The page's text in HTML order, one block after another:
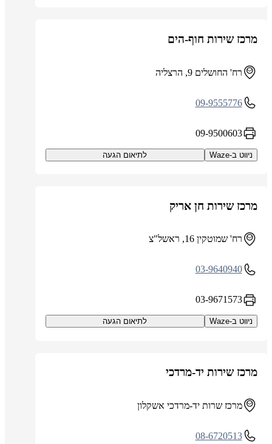
מרכז שירות חוף-הים
רח' החושלים 9, הרצליה
09-9555776
09-9500603
ניווט ב-Waze לתיאום הגעה
מרכז שירות חן אריק
רח' שמוטקין 16, ראשל"צ
03-9640940
03-9671573
ניווט ב-Waze לתיאום הגעה
מרכז שירות יד-מרדכי
מרכז שרות יד-מרדכי אשקלון
08-6720513